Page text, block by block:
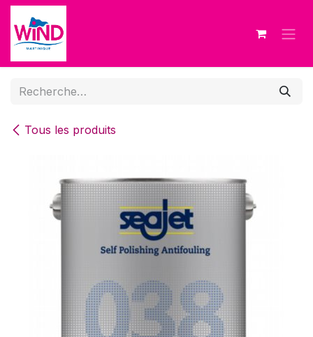
Se rendre au contenu
Tous les produits